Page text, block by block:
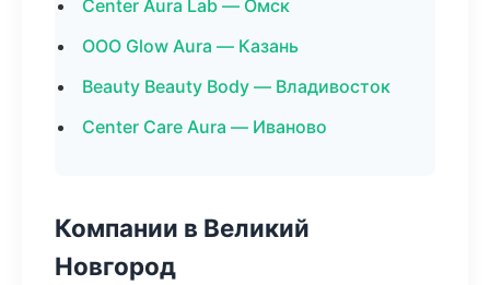
Center Aura Lab — Омск
ООО Glow Aura — Казань
Beauty Beauty Body — Владивосток
Center Care Aura — Иваново
Компании в Великий
Новгород